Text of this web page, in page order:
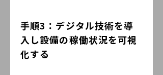
手順3：デジタル技術を導
入し設備の稼働状況を可視
化する